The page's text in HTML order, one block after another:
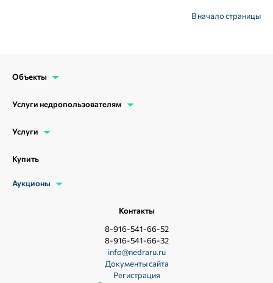
В начало страницы
Объекты
Услуги недропользователям
Услуги
Купить
Аукционы
Контакты
8-916-541-66-52
8-916-541-66-32
info@nedraru.ru
Документы сайта
Регистрация